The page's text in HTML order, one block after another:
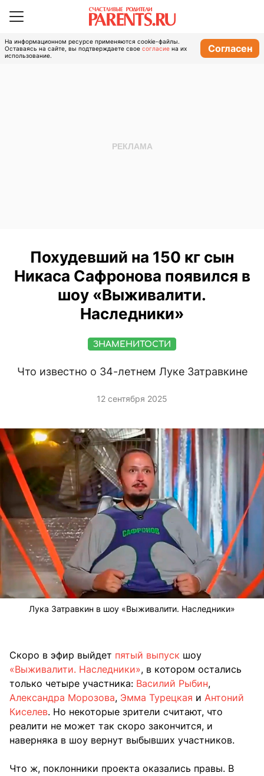
На информационном ресурсе применяются cookie-файлы.
Оставаясь на сайте, вы подтверждаете свое согласие на их
использование.
Согласен
Похудевший на 150 кг сын
Никаса Сафронова появился в
шоу «Выживалити.
Наследники»
ЗНАМЕНИТОСТИ
Что известно о 34-летнем Луке Затравкине
12 сентября 2025
Лука Затравкин в шоу «Выживалити. Наследники»
Скоро в эфир выйдет пятый выпуск шоу
«Выживалити. Наследники», в котором остались
только четыре участника: Василий Рыбин,
Александра Морозова, Эмма Турецкая и Антоний
Киселев. Но некоторые зрители считают, что
реалити не может так скоро закончится, и
наверняка в шоу вернут выбывших участников.
Что ж, поклонники проекта оказались правы. В